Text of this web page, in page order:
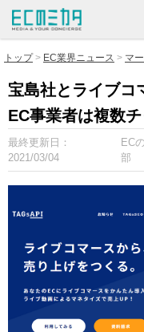
トップ EC業界ニュース マ
宝島社とライブ
EC事業者は複数
最終更新日：
2021/03/04
EC
部